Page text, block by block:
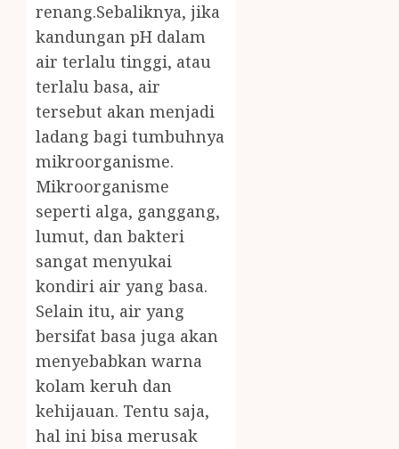
renang.Sebaliknya, jika
kandungan pH dalam
air terlalu tinggi, atau
terlalu basa, air
tersebut akan menjadi
ladang bagi tumbuhnya
mikroorganisme.
Mikroorganisme
seperti alga, ganggang,
lumut, dan bakteri
sangat menyukai
kondiri air yang basa.
Selain itu, air yang
bersifat basa juga akan
menyebabkan warna
kolam keruh dan
kehijauan. Tentu saja,
hal ini bisa merusak